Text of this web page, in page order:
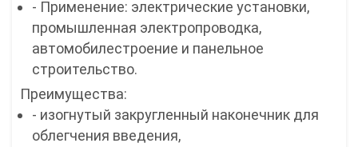
- Применение: электрические установки,
промышленная электропроводка,
автомобилестроение и панельное
строительство.
Преимущества:
- изогнутый закругленный наконечник для
облегчения введения,